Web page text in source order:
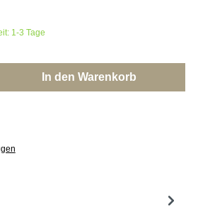
1-3 Tage
Gib den gewünschten
In den Warenkorb